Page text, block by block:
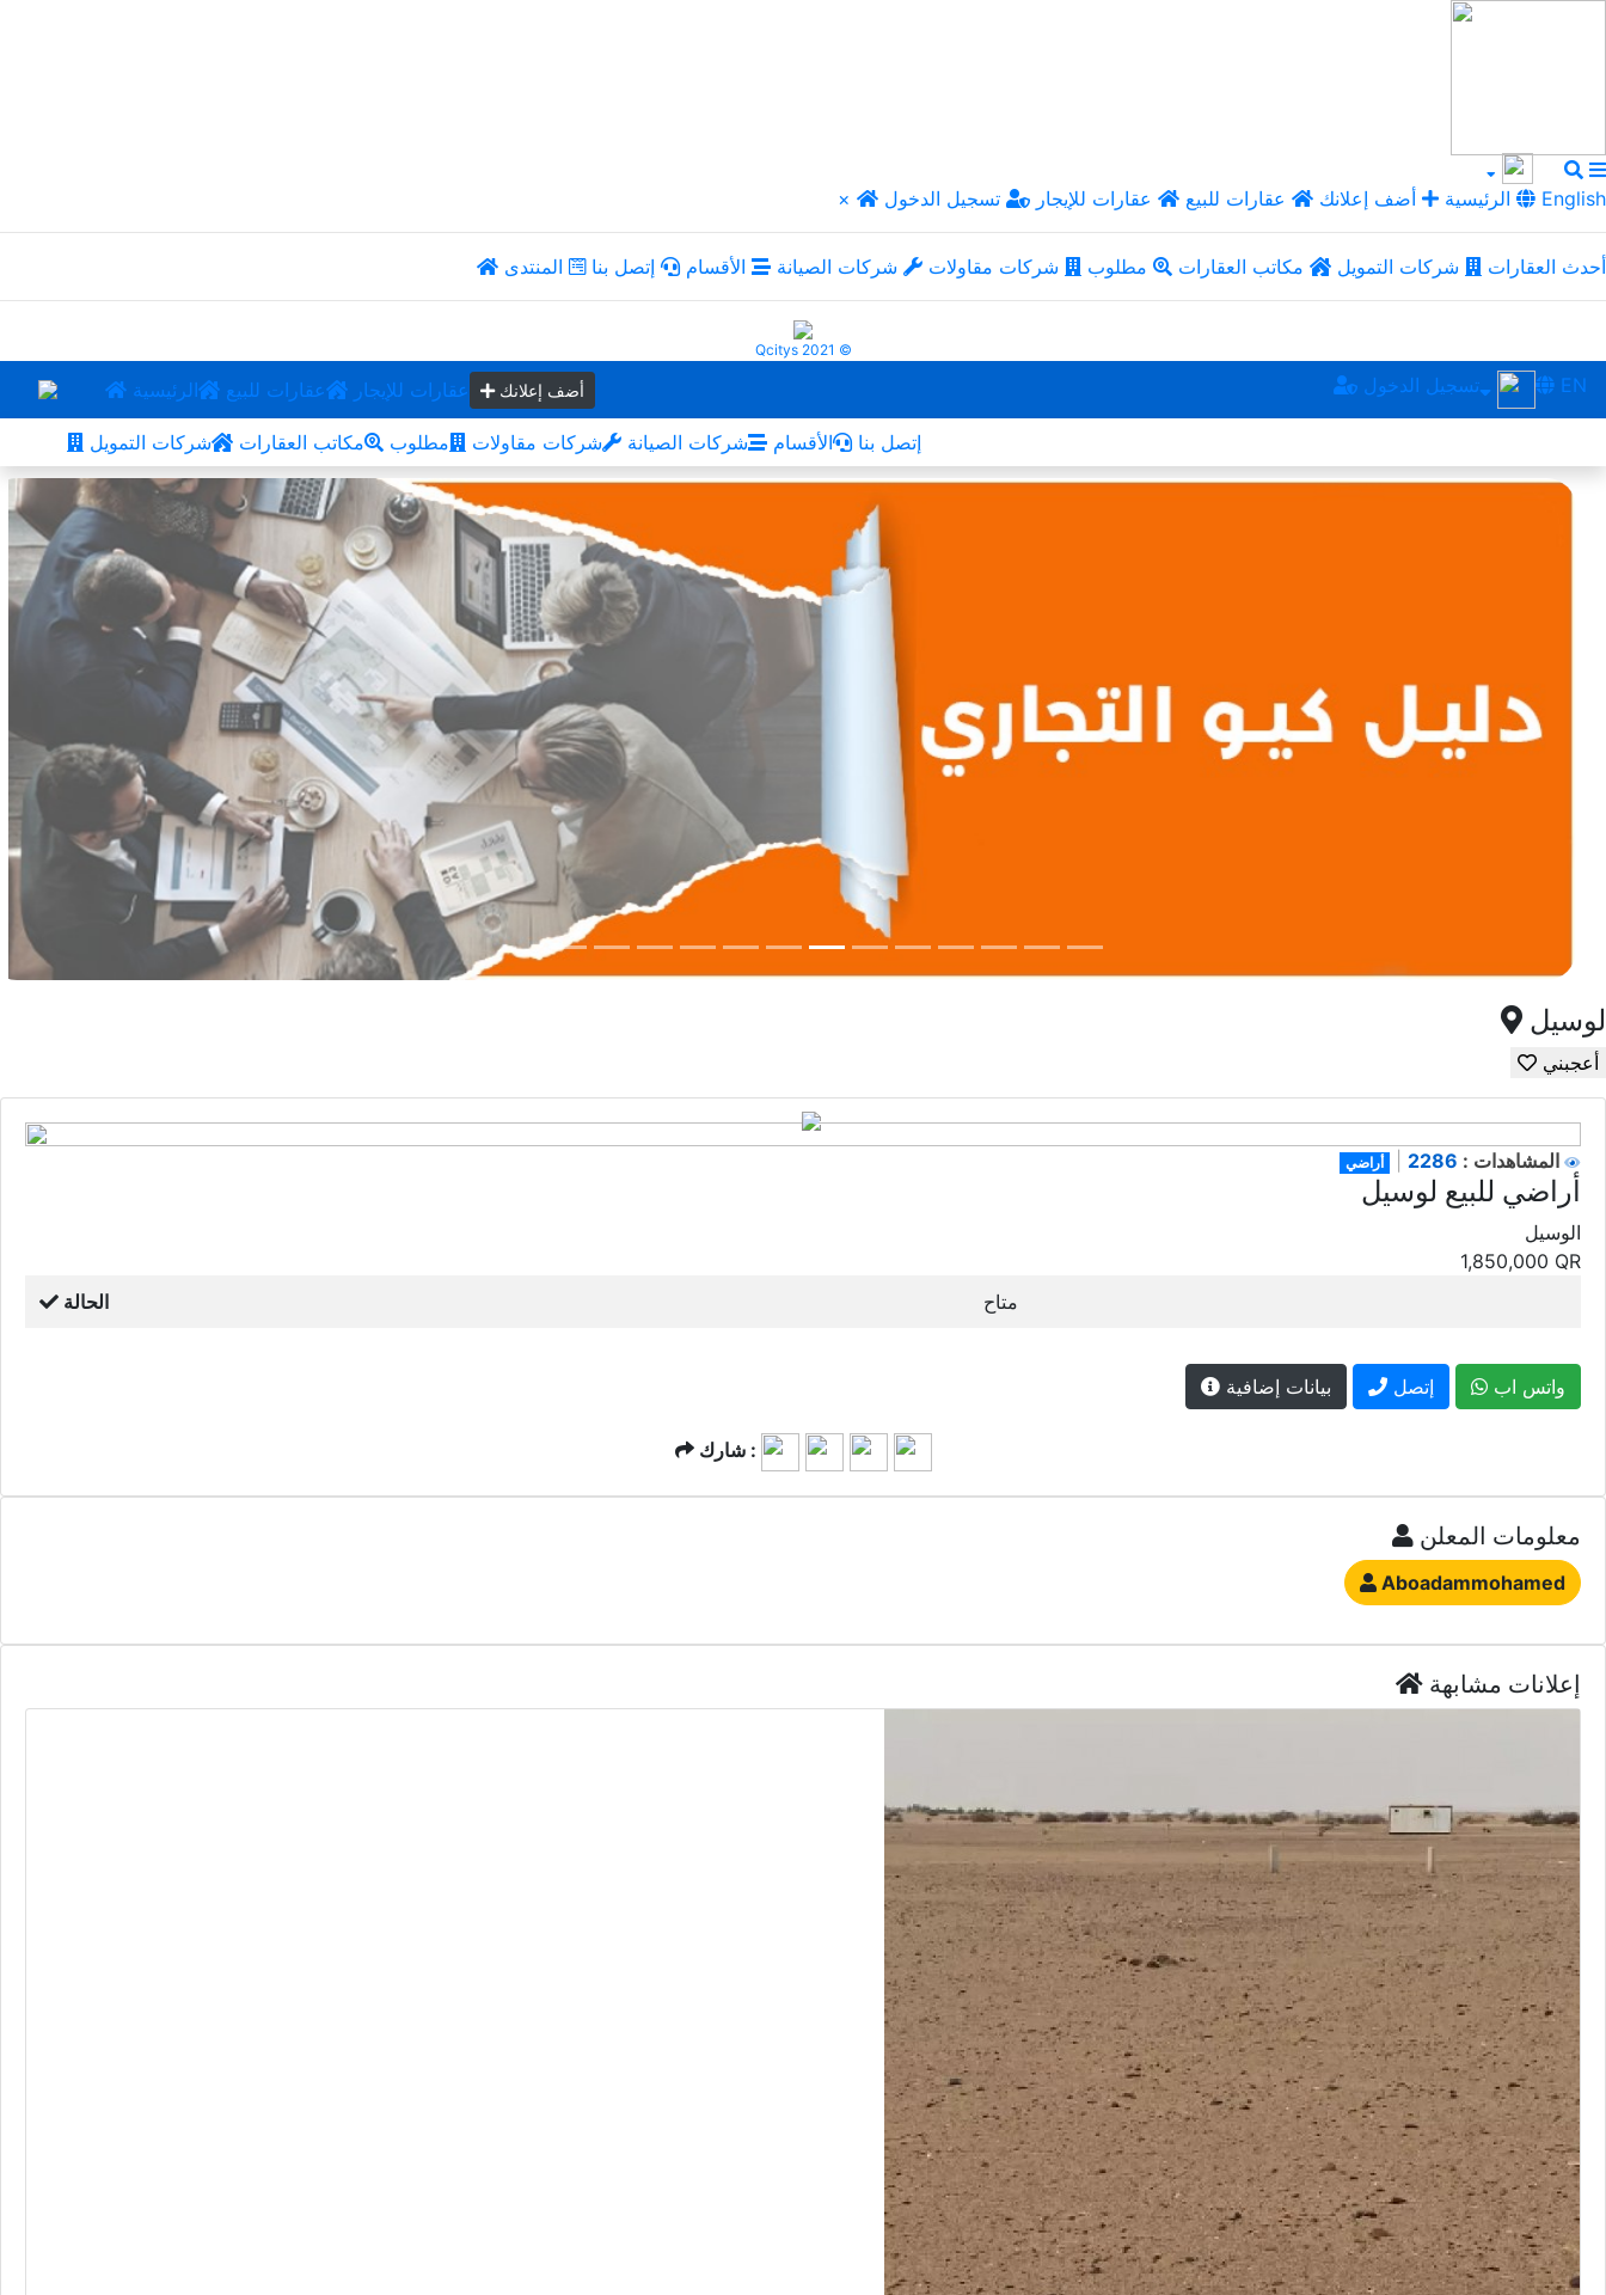
× الرئيسية أضف إعلانك عقارات للبيع عقارات للإيجار تسجيل الدخول English
أحدث العقارات شركات التمويل مكاتب العقارات مطلوب شركات مقاولات شركات الصيانة الأقسام إتصل بنا المنتدى
Qcitys 2021 ©
الرئيسية عقارات للبيع عقارات للإيجار أضف إعلانك تسجيل الدخول EN
شركات التمويل مكاتب العقارات مطلوب شركات مقاولات شركات الصيانة الأقسام إتصل بنا